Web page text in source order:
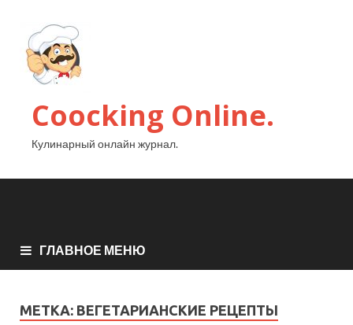
Coocking Online.
Кулинарный онлайн журнал.
ГЛАВНОЕ МЕНЮ
МЕТКА: ВЕГЕТАРИАНСКИЕ РЕЦЕПТЫ